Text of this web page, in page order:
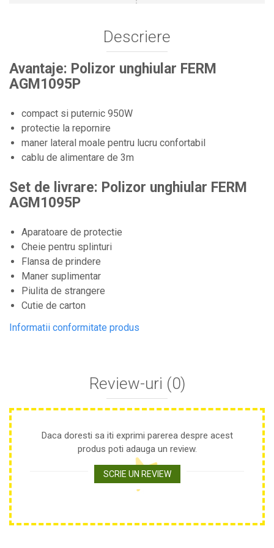
Mobilier din PVC pentru casă
Mobilier PVC pentru grădină
Mobilier comercial din PVC
Butoaie Pentru Vin
Garduri Și Porți Rezidențiale
Garduri
Porti
Articole De Consum Industrie
Lacuri Si Vopsele
Produse pentru constructii
Aparate Pneumatice
Pistoale de vopsit
Set aer comprimat
Compresoare
Scule Electrice
Aeroterme si tunuri de caldura
Capsatoare electrice
Ciocane demolatoare
Ciocane rotopercutoare
Ciocane electro-pneumatice
Fierastrau circular
Fierastrau electric
Fierastrau pendular vertical
Ferastraie stationare
Polizor unghiular
Descriere
Avantaje: Polizor unghiular FERM
AGM1095P
compact si puternic 950W
protectie la repornire
maner lateral moale pentru lucru confortabil
cablu de alimentare de 3m
Set de livrare: Polizor unghiular FERM
AGM1095P
Aparatoare de protectie
Cheie pentru splinturi
Flansa de prindere
Maner suplimentar
Piulita de strangere
Cutie de carton
Informatii conformitate produs
Review-uri (0)
Daca doresti sa iti exprimi parerea despre acest
produs poti adauga un review.
SCRIE UN REVIEW